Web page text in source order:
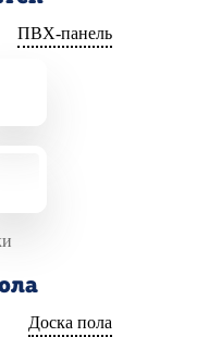
ПВХ-панель
Доска пола